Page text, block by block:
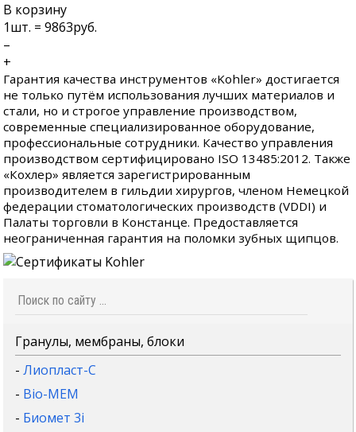
В корзину
1шт. =9863руб.
–
+
Гарантия качества инструментов «Kohler» достигается
не только путём использования лучших материалов и
стали, но и строгое управление производством,
современные специализированное оборудование,
профессиональные сотрудники. Качество управления
производством сертифицировано ISO 13485:2012. Также
«Кохлер» является зарегистрированным
производителем в гильдии хирургов, членом Немецкой
федерации стоматологических производств (VDDI) и
Палаты торговли в Констанце. Предоставляется
неограниченная гарантия на поломки зубных щипцов.
Гранулы, мембраны, блоки
-Лиопласт-С
- Bio-MEM
- Биомет 3i